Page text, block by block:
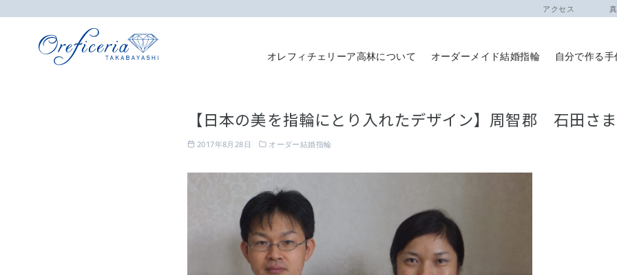
アクセス 真
オレフィチェリーア高林について オーダーメイド結婚指輪 自分で作る
【日本の美を指輪にとり入れたデザイン】周智郡 石田さ
2017年8月28日 オーダー結婚指輪